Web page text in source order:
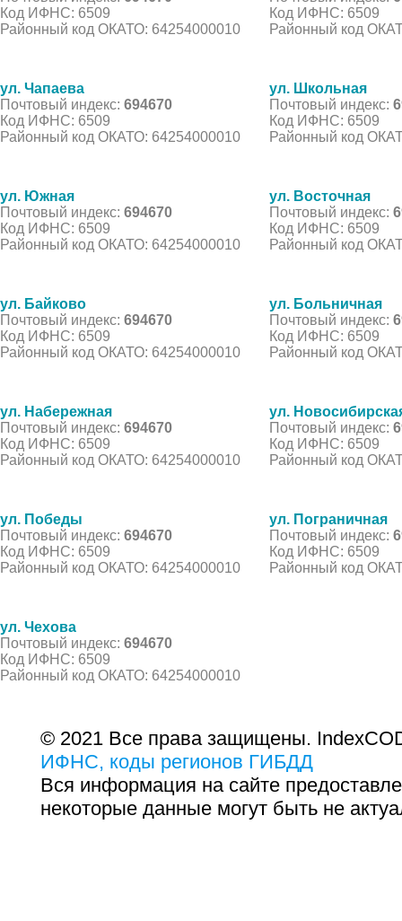
Код ИФНС: 6509
Районный код ОКАТО: 64254000010
Код ИФНС: 6509
Районный код
ул. Чапаева
Почтовый индекс: 694670
Код ИФНС: 6509
Районный код ОКАТО: 64254000010
ул. Школьная
Почтовый индекс:
Код ИФНС: 6509
Районный код
ул. Южная
Почтовый индекс: 694670
Код ИФНС: 6509
Районный код ОКАТО: 64254000010
ул. Восточная
Почтовый индекс:
Код ИФНС: 6509
Районный код
ул. Байково
Почтовый индекс: 694670
Код ИФНС: 6509
Районный код ОКАТО: 64254000010
ул. Больничная
Почтовый индекс:
Код ИФНС: 6509
Районный код
ул. Набережная
Почтовый индекс: 694670
Код ИФНС: 6509
Районный код ОКАТО: 64254000010
ул.
Почтовый индекс:
Код ИФНС: 6509
Районный код
ул. Победы
Почтовый индекс: 694670
Код ИФНС: 6509
Районный код ОКАТО: 64254000010
ул. Пограничная
Почтовый индекс:
Код ИФНС: 6509
Районный код
ул. Чехова
Почтовый индекс: 694670
Код ИФНС: 6509
Районный код ОКАТО: 64254000010
© 2021 Все права защищены.
ИФНС, коды регионов ГИБДД
Вся информация на сайте
некоторые данные могут быть не